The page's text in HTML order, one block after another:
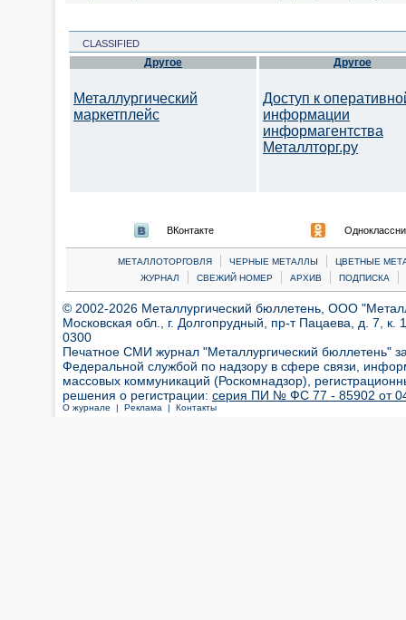
CLASSIFIED
Другое
Металлургический
маркетплейс
Другое
Доступ к
информации
информагентства
Металлторг.ру
ВКонтакте
МЕТАЛЛОТОРГОВЛЯ | ЧЕРНЫЕ МЕТАЛЛЫ |
ЦВЕТНЫЕ
ЖУРНАЛ
| СВЕЖИЙ НОМЕР | АРХИВ | ПОДПИСКА |
© 2002-2026 Металлургический бюллетень, ООО
Московская обл., г. Долгопрудный, пр-т Пацаева, д. 7,
0300
Печатное СМИ журнал "Металлургический бюллетень"
Федеральной службой по надзору в сфере связи,
массовых коммуникаций (Роскомнадзор),
решения о регистрации: серия ПИ № ФС 77 - 85902 от 04
О журнале | Реклама | Контакты